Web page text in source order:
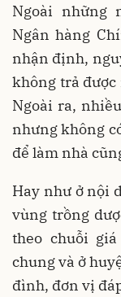
Ngoài những
Ngân hàng
nhận định,
không trả
Ngoài ra,
nhưng không
để làm nhà
Hay như ở nội
vùng trồng
theo chuỗi
chung và ở
đình, đơn vị